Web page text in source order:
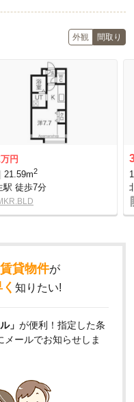
外観 間取り
万円
21.59m2
駅 徒歩7分
賃貸物件が
知りたい!
」 が便利！指定した条
ールでお知らせしま